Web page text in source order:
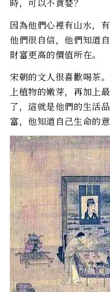
因為他們心裡有山水，
他們很自信，他們知道
財富更高的價值所在。
宋朝的文人很喜歡喝茶
上植物的嫩芽，再加上
了，這就是他們的生活
富，他知道自己生命的意